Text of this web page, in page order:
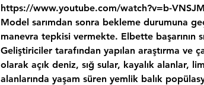
https://www.youtube.com/watch?v=b-
Model sarımdan sonra bekleme durumuna
manevra tepkisi vermekte. Elbette başarının
Geliştiriciler tarafından yapılan araştırma ve
olarak açık deniz, sığ sular, kayalık alanlar,
alanlarında yaşam süren yemlik balık